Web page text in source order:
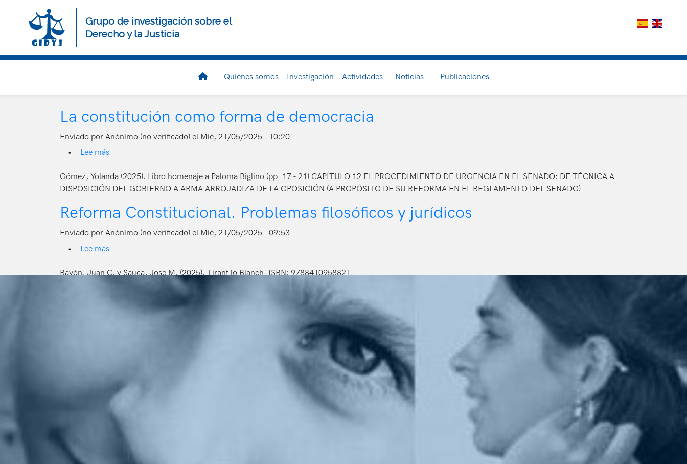
contenido
Grupo de investigación sobre el
Derecho y la Justicia
principal
Quiénes somos Investigación Actividades Noticias Publicaciones
La constitución como forma de democracia
Enviado por Anónimo (no verificado) el Mié, 21/05/2025 - 10:20
Lee más
constitución
como
de
democracia
Gómez, Yolanda (2025). Libro homenaje a Paloma Biglino (pp. 17 - 21) CAPÍTULO 12 EL PROCEDIMIENTO DE URGENCIA EN EL SENADO: DE TÉCNICA A
DISPOSICIÓN DEL GOBIERNO A ARMA ARROJADIZA DE LA OPOSICIÓN (A PROPÓSITO DE SU REFORMA EN EL REGLAMENTO DEL SENADO)
Reforma Constitucional. Problemas filosóficos y jurídicos
Enviado por Anónimo (no verificado) el Mié, 21/05/2025 - 09:53
Lee más
Constitucional.
Bayón, Juan C. y Sauca, Jose M. (2025). Tirant lo Blanch. ISBN: 9788410958821.